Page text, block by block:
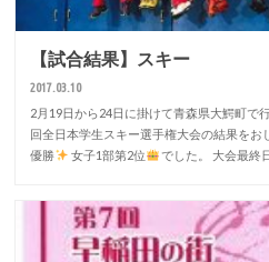
【試合結果】スキー
2017.03.10
2月19日から24日に掛けて青森県大鰐町で
回全日本学生スキー選手権大会の結果を
優勝
女子1部第2位 でした。 大会最終